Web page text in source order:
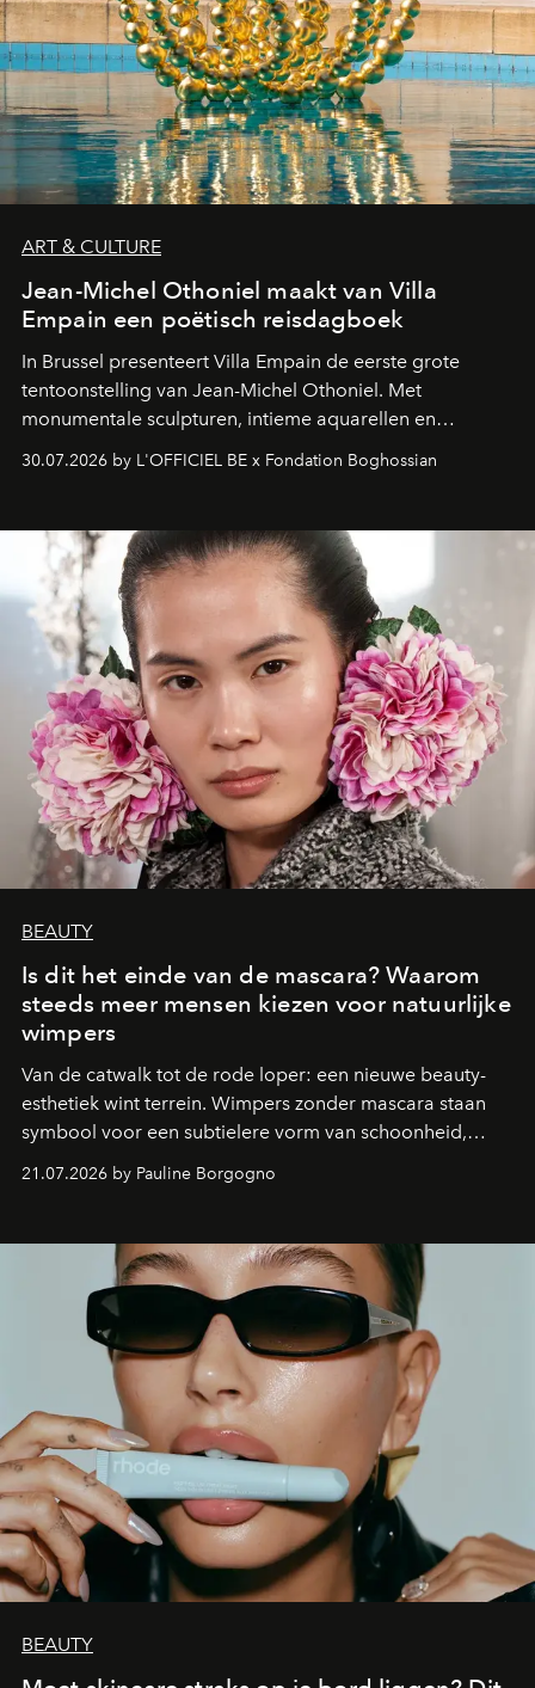
ART & CULTURE
Jean-Michel Othoniel maakt van Villa
Empain een poëtisch reisdagboek
In Brussel presenteert Villa Empain de eerste grote
tentoonstelling van Jean-Michel Othoniel. Met
monumentale sculpturen, intieme aquarellen en
fonkelend Murano-glas creëert de Franse kunstenaar
een emotionele reis waarin elk werk de herinnering
moment van verwondering.
30.07.2026 by L'OFFICIEL BE x Fondation Boghossian
BEAUTY
Is dit het einde van de mascara? Waarom
steeds meer mensen kiezen voor natuurlijke
wimpers
Van de catwalk tot de rode loper: een nieuwe beauty-
esthetiek wint terrein. Wimpers zonder mascara staan
symbool voor een subtielere vorm van schoonheid,
waarin zelfvertrouwen belangrijker is dan een overvloed
aan make-up.
21.07.2026 by Pauline Borgogno
BEAUTY